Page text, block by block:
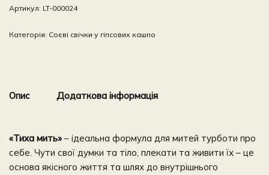
Артикул: LT-000024
Категорія: Соєві свічки у гіпсових кашпо
Опис Додаткова інформація
«Тиха мить» – ідеальна формула для митей турботи про
себе. Чути свої думки та тіло, плекати та живити їх – це
основа якісного життя та шлях до внутрішнього